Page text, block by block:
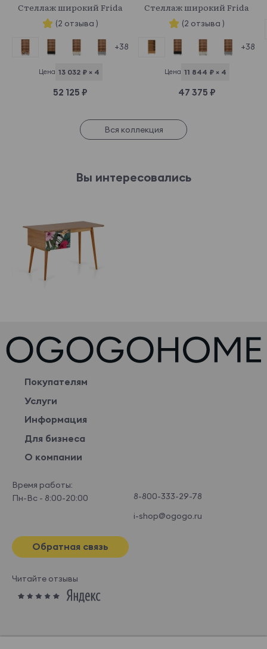
Стеллаж широкий Frida
(2 отзыва )
+38
Цена 13 032 ₽ × 4
52 125 ₽
Стеллаж широкий Frida
(2 отзыва )
+38
Цена 11 844 ₽ × 4
47 375 ₽
Вся коллекция
Вы интересовались
Покупателям
Услуги
Информация
Для бизнеса
О компании
Время работы:
Пн-Вс - 8:00-20:00
8-800-333-29-78
i-shop@ogogo.ru
Обратная связь
Читайте отзывы